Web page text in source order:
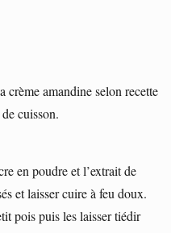
crème amandine selon recette
cuisson.
en poudre et l’extrait de
et laisser cuire à feu doux.
pois puis les laisser tiédir